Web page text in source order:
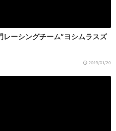
ーシングチーム”ヨシムラスズ
2019/01/20